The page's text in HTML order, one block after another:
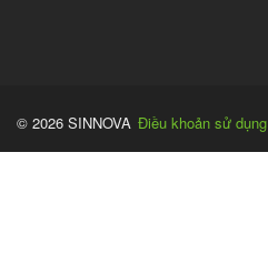
© 2026 SINNOVA Điều khoản sử dụng